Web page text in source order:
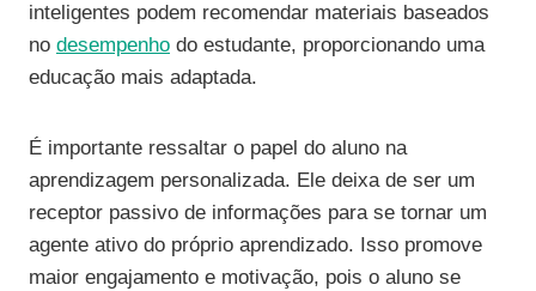
inteligentes podem recomendar materiais baseados
no desempenho do estudante, proporcionando uma
educação mais adaptada.
É importante ressaltar o papel do aluno na
aprendizagem personalizada. Ele deixa de ser um
receptor passivo de informações para se tornar um
agente ativo do próprio aprendizado. Isso promove
maior engajamento e motivação, pois o aluno se